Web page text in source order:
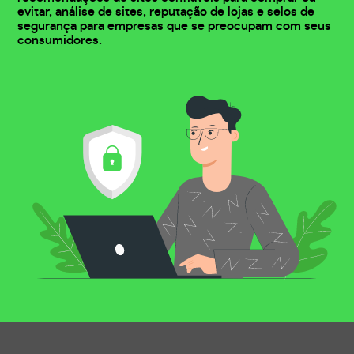
evitar, análise de sites, reputação de lojas e selos de
segurança para empresas que se preocupam com seus
consumidores.